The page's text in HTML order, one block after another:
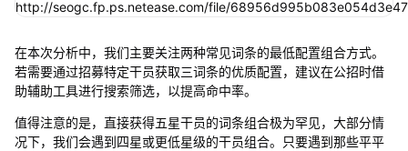
在本次分析中，我们主要关注两种常见词条的最低配置组合方式。
若需要通过招募特定干员获取三词条的优质配置，建议在公招时借
助辅助工具进行搜索筛选，以提高命中率。
值得注意的是，直接获得五星干员的词条组合极为罕见，大部分情
况下，我们会遇到四星或更低星级的干员组合。只要遇到那些平平